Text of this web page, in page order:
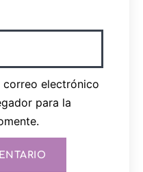
correo electrónico
para la